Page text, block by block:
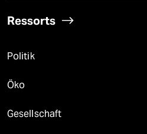
Ressorts
Politik
Öko
Gesellschaft